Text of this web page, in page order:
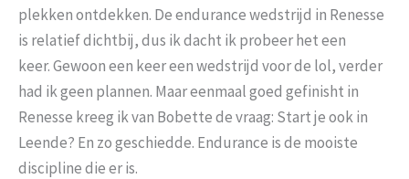
plekken ontdekken. De endurance wedstrijd in Renesse
is relatief dichtbij, dus ik dacht ik probeer het een
keer. Gewoon een keer een wedstrijd voor de lol, verder
had ik geen plannen. Maar eenmaal goed gefinisht in
Renesse kreeg ik van Bobette de vraag: Start je ook in
Leende? En zo geschiedde. Endurance is de mooiste
discipline die er is.